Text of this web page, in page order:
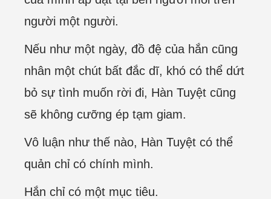
người một người.
Nếu như một ngày, đồ đệ của hắn cũng
nhân một chút bất đắc dĩ, khó có thể dứt
bỏ sự tình muốn rời đi, Hàn Tuyệt cũng
sẽ không cưỡng ép tạm giam.
Vô luận như thế nào, Hàn Tuyệt có thể
quản chỉ có chính mình.
Hắn chỉ có một mục tiêu.